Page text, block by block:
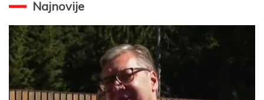
Najnovije